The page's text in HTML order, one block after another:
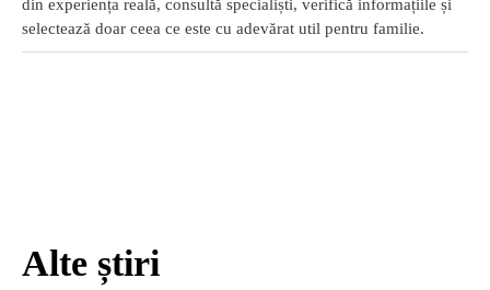
din experiența reală, consultă specialiști, verifică informațiile și
selectează doar ceea ce este cu adevărat util pentru familie.
Alte știri